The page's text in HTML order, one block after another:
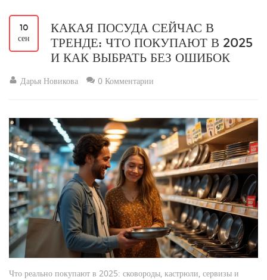
10
сен
КАКАЯ ПОСУДА СЕЙЧАС В
ТРЕНДЕ: ЧТО ПОКУПАЮТ В 2025
И КАК ВЫБРАТЬ БЕЗ ОШИБОК
Дарья Новикова 0 Комментарии
Что реально покупают в 2025: сковороды, кастрюли, сервизы и